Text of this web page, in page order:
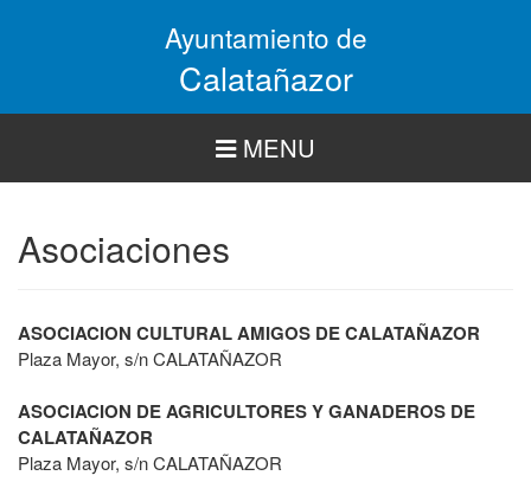
Ayuntamiento de
Calatañazor
MENU
Asociaciones
ASOCIACION CULTURAL AMIGOS DE CALATAÑAZOR
Plaza Mayor, s/n CALATAÑAZOR
ASOCIACION DE AGRICULTORES Y GANADEROS DE
CALATAÑAZOR
Plaza Mayor, s/n CALATAÑAZOR